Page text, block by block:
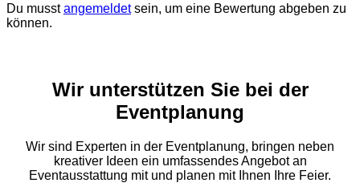
Du musstangemeldetsein, um eine Bewertung abgeben zu
können.
Wir unterstützen Sie bei der
Eventplanung
Wir sind Experten in der Eventplanung, bringen neben
kreativer Ideen ein umfassendes Angebot an
Eventausstattung mit und planen mit Ihnen Ihre Feier.